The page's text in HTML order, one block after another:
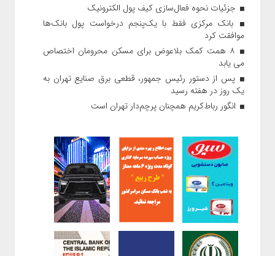
جزئیات نحوه فعال‌سازی کیف پول الکترونیک
بانک مرکزی فقط با یک‌‎پنجم درخواست پول بانک‌ها
موافقت کرد
۸ همت کمک بلاعوض برای مسکن محرومان اختصاص
می یابد
پس از دستور رئیس‌ جمهور، قطعی برق صنایع تهران به
یک روز در هفته رسید
انگور رباط‌کریم همچنان پرچم‌دار تهران است